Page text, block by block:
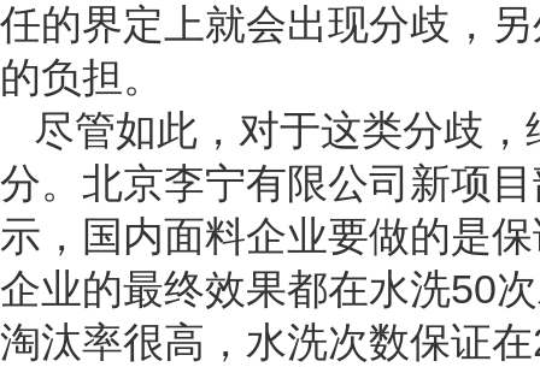
任的界定上就会出现分歧，
的负担。
尽管如此，对于这类分歧
分。北京李宁有限公司新项
示，国内面料企业要做的是
企业的最终效果都在水洗50
淘汰率很高，水洗次数保证